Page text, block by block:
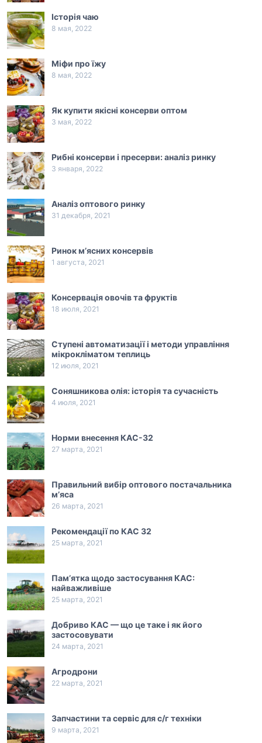
Історія чаю
8 мая, 2022
Міфи про їжу
8 мая, 2022
Як купити якісні консерви оптом
3 мая, 2022
Рибні консерви і пресерви: аналіз ринку
3 января, 2022
Аналіз оптового ринку
31 декабря, 2021
Ринок м’ясних консервів
1 августа, 2021
Консервація овочів та фруктів
18 июля, 2021
Ступені автоматизації і методи управління
мікрокліматом теплиць
12 июля, 2021
Соняшникова олія: історія та сучасність
4 июля, 2021
Норми внесення КАС-32
27 марта, 2021
Правильний вибір оптового постачальника
м’яса
26 марта, 2021
Рекомендації по КАС 32
25 марта, 2021
Пам’ятка щодо застосування КАС:
найважливіше
25 марта, 2021
Добриво КАС — що це таке і як його
застосовувати
24 марта, 2021
Агродрони
22 марта, 2021
Запчастини та сервіс для с/г техніки
9 марта, 2021